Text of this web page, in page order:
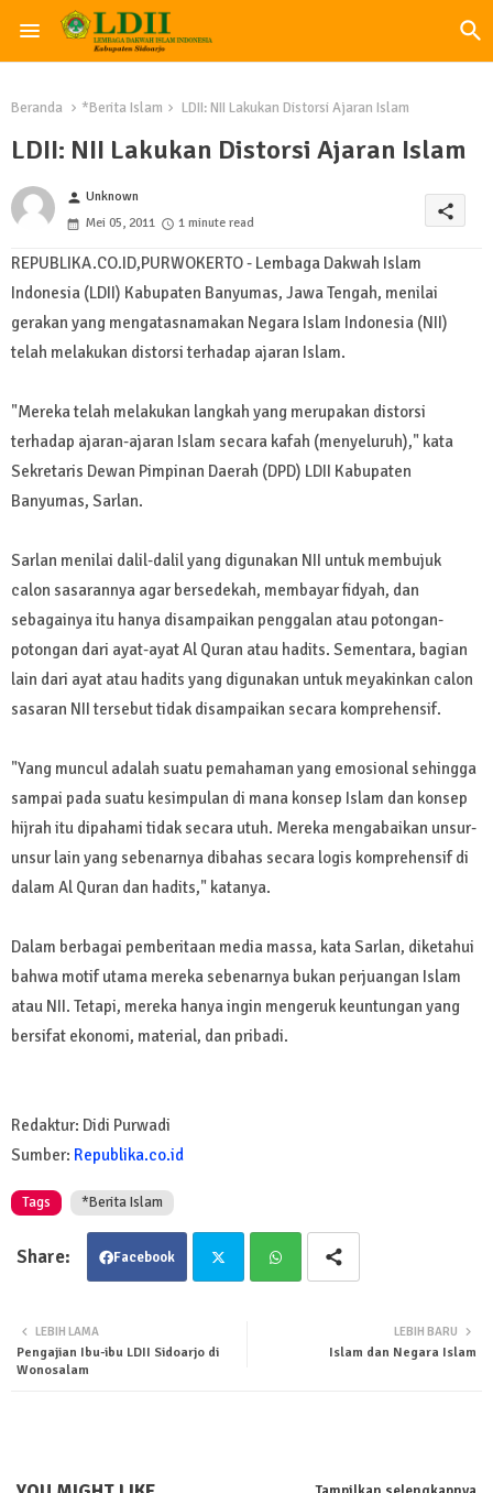
Beranda *Berita Islam LDII: NII Lakukan Distorsi Ajaran Islam
LDII: NII Lakukan Distorsi Ajaran Islam
person Unknown
Mei 05, 2011
1 minute read
share
REPUBLIKA.CO.ID,PURWOKERTO - Lembaga Dakwah Islam
Indonesia (LDII) Kabupaten Banyumas, Jawa Tengah, menilai
gerakan yang mengatasnamakan Negara Islam Indonesia (NII)
telah melakukan distorsi terhadap ajaran Islam.
"Mereka telah melakukan langkah yang merupakan distorsi
terhadap ajaran-ajaran Islam secara kafah (menyeluruh)," kata
Sekretaris Dewan Pimpinan Daerah (DPD) LDII Kabupaten
Banyumas, Sarlan.
Sarlan menilai dalil-dalil yang digunakan NII untuk membujuk
calon sasarannya agar bersedekah, membayar fidyah, dan
sebagainya itu hanya disampaikan penggalan atau potongan-
potongan dari ayat-ayat Al Quran atau hadits. Sementara, bagian
lain dari ayat atau hadits yang digunakan untuk meyakinkan calon
sasaran NII tersebut tidak disampaikan secara komprehensif.
"Yang muncul adalah suatu pemahaman yang emosional sehingga
sampai pada suatu kesimpulan di mana konsep Islam dan konsep
hijrah itu dipahami tidak secara utuh. Mereka mengabaikan unsur-
unsur lain yang sebenarnya dibahas secara logis komprehensif di
dalam Al Quran dan hadits," katanya.
Dalam berbagai pemberitaan media massa, kata Sarlan, diketahui
bahwa motif utama mereka sebenarnya bukan perjuangan Islam
atau NII. Tetapi, mereka hanya ingin mengeruk keuntungan yang
bersifat ekonomi, material, dan pribadi.
Redaktur: Didi Purwadi
Sumber: Republika.co.id
Tags *Berita Islam
Facebook
ter
LEBIH BARU
Islam dan Negara Islam
LEBIH LAMA
Pengajian Ibu-ibu LDII Sidoarjo di
Wonosalam